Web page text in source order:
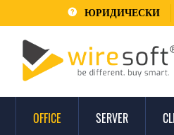
ЮРИДИЧЕСКИ
OFFICE SERVER